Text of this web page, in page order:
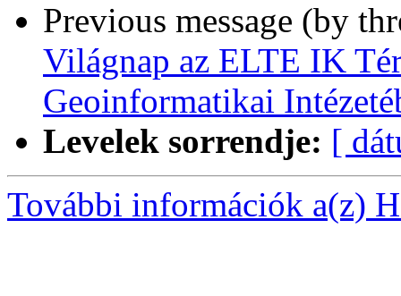
Previous message (by
Világnap az ELTE IK
Geoinformatikai
Levelek sorrendje: [
További információk a(z)